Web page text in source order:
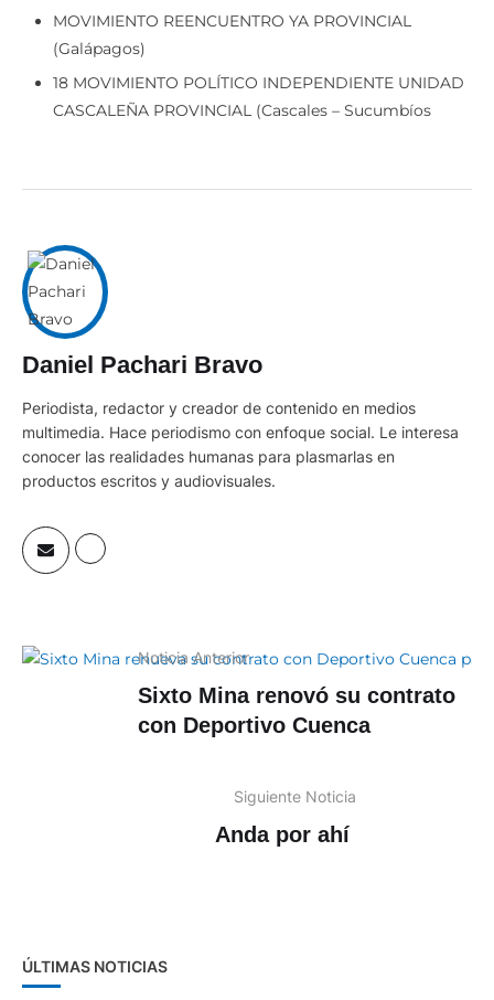
(Galápagos)
18 MOVIMIENTO POLÍTICO INDEPENDIENTE UNIDAD
CASCALEÑA PROVINCIAL (Cascales – Sucumbíos
Daniel Pachari Bravo
Periodista, redactor y creador de contenido en medios
multimedia. Hace periodismo con enfoque social. Le interesa
conocer las realidades humanas para plasmarlas en
productos escritos y audiovisuales.
Sixto Mina renovó su contrato
con Deportivo Cuenca
Anda por ahí